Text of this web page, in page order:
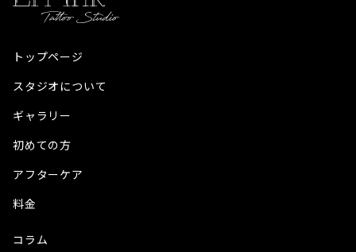
トップページ
スタジオについて
ギャラリー
初めての方
アフターケア
料金
コラム